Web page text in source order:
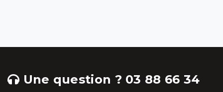
Une question ? 03 88 66 34